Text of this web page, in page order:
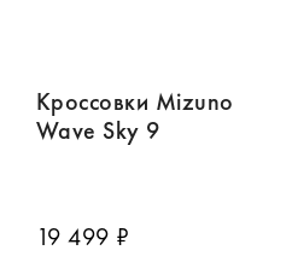
Кроссовки Mizuno
Wave Sky 9
19 499 ₽